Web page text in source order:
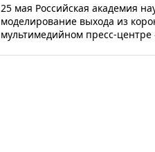
25 мая Российская академия
моделирование выхода из
мультимедийном пресс-центре